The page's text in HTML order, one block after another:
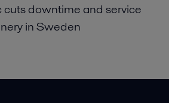
downtime and service
in Sweden